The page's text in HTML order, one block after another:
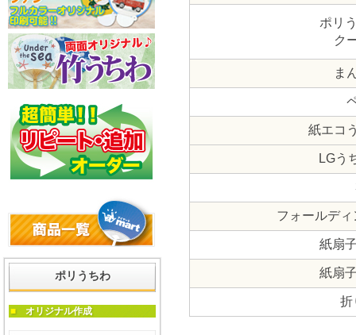
ポリ
ク
ま
紙エコ
LGう
フォールデ
紙扇
紙扇
折
ポリうちわ
■オリジナル作成